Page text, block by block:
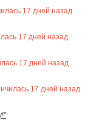
17 дней назад
17 дней назад
17 дней назад
17 дней назад